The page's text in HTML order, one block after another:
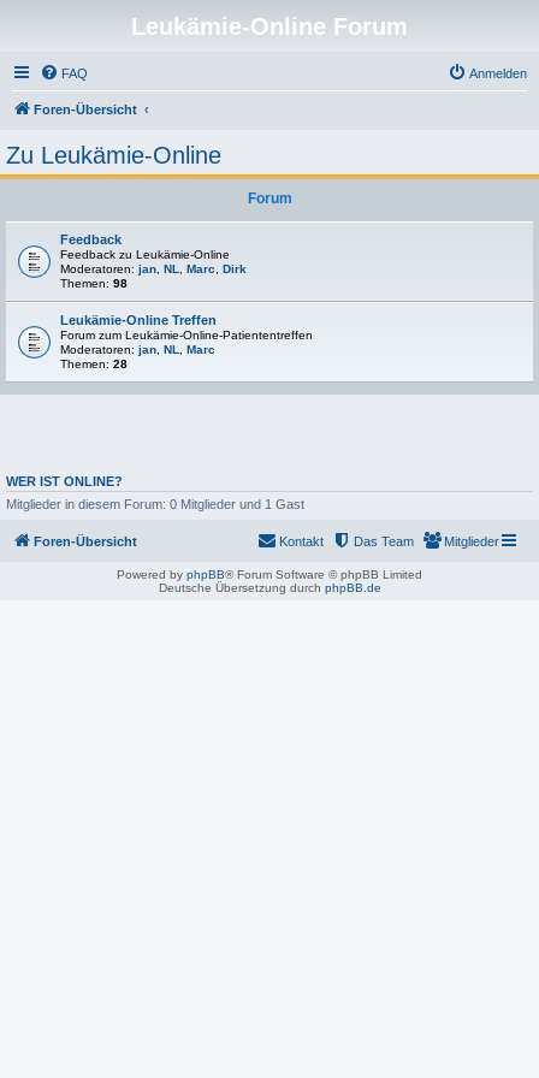
Leukämie-Online Forum
FAQ Anmelden
Foren-Übersicht
Zu Leukämie-Online
Forum
Feedback
Feedback zu Leukämie-Online
Moderatoren: jan NL Marc
Dirk
Themen: 98
Leukämie-Online Treffen
Forum zum Leukämie-Online-Patiententreffen
Moderatoren: jan NL
Marc
Themen: 28
WER IST ONLINE?
Mitglieder in diesem Forum: 0 Mitglieder und 1 Gast
Foren-Übersicht Mitglieder
Das Team
Kontakt
Powered by phpBB® Forum Software © phpBB Limited
Deutsche Übersetzung durch phpBB.de